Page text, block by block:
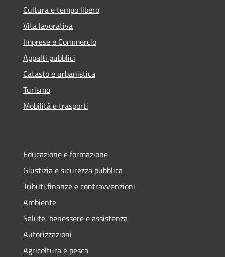
Cultura e tempo libero
Vita lavorativa
Imprese e Commercio
Appalti pubblici
Catasto e urbanistica
Turismo
Mobilità e trasporti
Educazione e formazione
Giustizia e sicurezza pubblica
Tributi,finanze e contravvenzioni
Ambiente
Salute, benessere e assistenza
Autorizzazioni
Agricoltura e pesca